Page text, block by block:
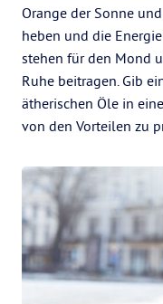
Orange der Sonne
heben und die
stehen für den Mond
Ruhe beitragen. Gib
ätherischen Öle in
von den Vorteilen zu